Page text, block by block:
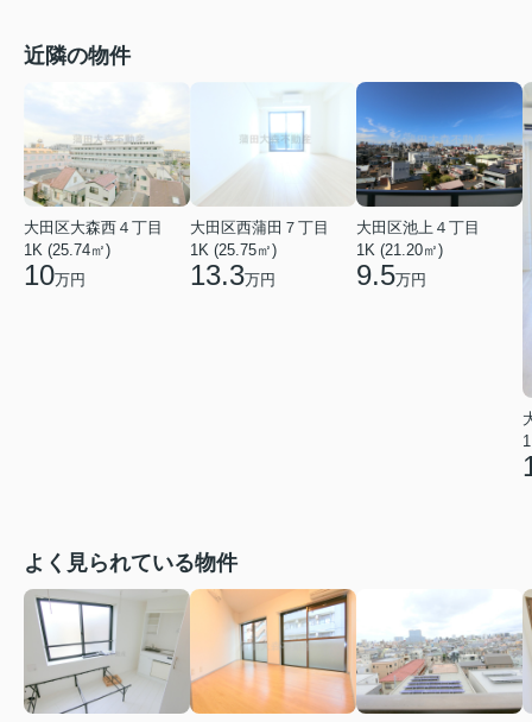
近隣の物件
大田区大森西４丁目
1K (25.74㎡)
10万円
大田区西蒲田７丁目
1K (25.75㎡)
13.3万円
大田区池上４丁目
1K (21.20㎡)
9.5万円
よく見られている物件